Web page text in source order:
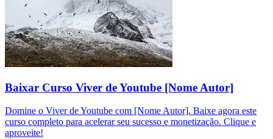
Baixar Curso Viver de Youtube [Nome Autor]
Domine o Viver de Youtube com [Nome Autor]. Baixe agora este
curso completo para acelerar seu sucesso e monetização. Clique e
aproveite!